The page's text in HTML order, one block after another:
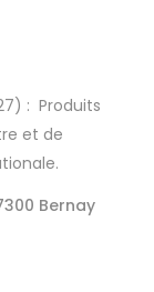
: Produits
et de
Bernay